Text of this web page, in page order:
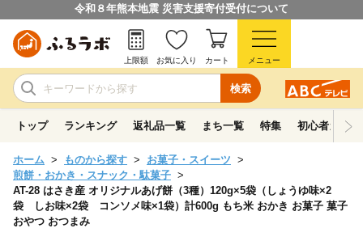
令和８年熊本地震 災害支援寄付受付について
検索
上限額 お気に入り カート メニュー
トップ ランキング 返礼品一覧 まち一覧 特集 初心者ガイド
ホーム ものから探す
お菓子・スイーツ
煎餅・おかき・スナック・駄菓子
AT-28 はさき産 オリジナルあげ餅（3種）120g×5袋（しょうゆ味×2
袋 しお味×2袋 コンソメ味×1袋）計600g もち米 おかき お菓子 菓子
おやつ おつまみ